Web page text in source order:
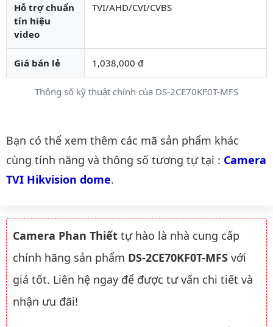
Thông số kỹ thuật chính của DS-2CE70KF0T-MFS
Hỗ trợ chuẩn
tín hiệu
video
TVI/AHD/CVI/CVBS
Giá bán lẻ 1,038,000 đ
Danh mục liên quan
Bạn có thể xem thêm các mã sản phẩm khác
cùng tính năng và thông số tương tự tại : Camera
TVI Hikvision dome.
Camera Phan Thiết tự hào là nhà cung cấp
chính hãng sản phẩm DS-2CE70KF0T-MFS với
giá tốt. Liên hệ ngay để được tư vấn chi tiết và
nhận ưu đãi!